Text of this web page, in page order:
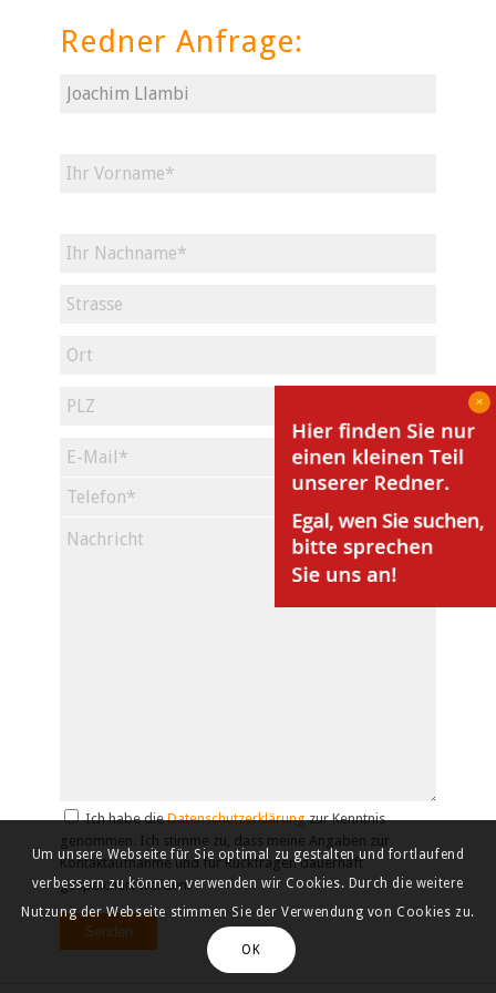
Redner Anfrage:
Ich habe dieDatenschutzerklärungzur Kenntnis
genommen. Ich stimme zu, dass meine Angaben zur
Kontaktaufnahme und für Rückfragen dauerhaft
gespeichert werden.
Um unsere Webseite für Sie optimal zu gestalten und fortlaufend
verbessern zu können, verwenden wir Cookies. Durch die weitere
Nutzung der Webseite stimmen Sie der Verwendung von Cookies zu.
OK